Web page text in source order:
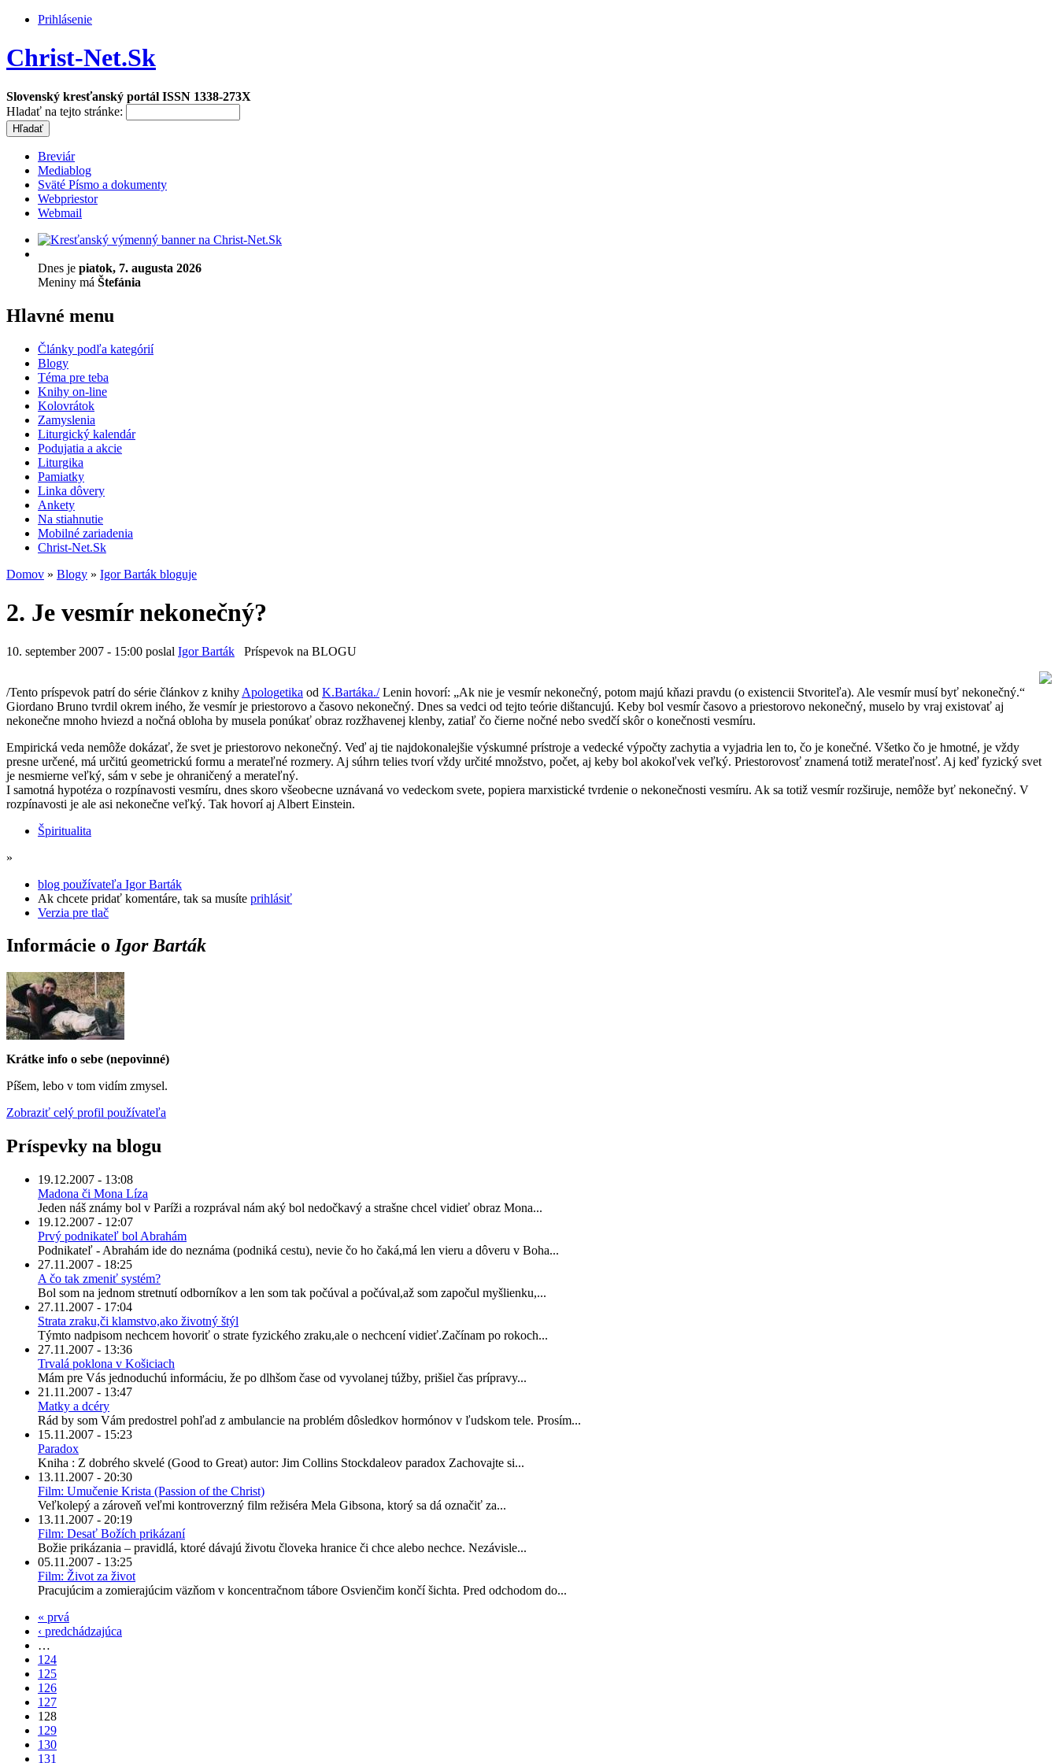
Prihlásenie
Christ-Net.Sk
Slovenský kresťanský portál ISSN 1338-273X
Hladať na tejto stránke:
Breviár
Mediablog
Sväté Písmo a dokumenty
Webpriestor
Webmail
Dnes je piatok, 7. augusta 2026
Meniny má Štefánia
Hlavné menu
Články podľa kategórií
Blogy
Téma pre teba
Knihy on-line
Kolovrátok
Zamyslenia
Liturgický kalendár
Podujatia a akcie
Liturgika
Pamiatky
Linka dôvery
Ankety
Na stiahnutie
Mobilné zariadenia
Christ-Net.Sk
Domov » Blogy » Igor Barták bloguje
2. Je vesmír nekonečný?
10. september 2007 - 15:00 poslal Igor Barták Príspevok na BLOGU
/Tento príspevok patrí do série článkov z knihy Apologetika od K.Bartáka./Lenin hovorí: „Ak nie je vesmír nekonečný, potom majú kňazi pravdu (o existencii Stvoriteľa). Ale vesmír musí byť nekonečný.“
Giordano Bruno tvrdil okrem iného, že vesmír je priestorovo a časovo nekonečný. Dnes sa vedci od tejto teórie dištancujú. Keby bol vesmír časovo a priestorovo nekonečný, muselo by vraj existovať aj
nekonečne mnoho hviezd a nočná obloha by musela ponúkať obraz rozžhavenej klenby, zatiaľ čo čierne nočné nebo svedčí skôr o konečnosti vesmíru.
Empirická veda nemôže dokázať, že svet je priestorovo nekonečný. Veď aj tie najdokonalejšie výskumné prístroje a vedecké výpočty zachytia a vyjadria len to, čo je konečné. Všetko čo je hmotné, je vždy
presne určené, má určitú geometrickú formu a merateľné rozmery. Aj súhrn telies tvorí vždy určité množstvo, počet, aj keby bol akokoľvek veľký. Priestorovosť znamená totiž merateľnosť. Aj keď fyzický svet
je nesmierne veľký, sám v sebe je ohraničený a merateľný.
I samotná hypotéza o rozpínavosti vesmíru, dnes skoro všeobecne uznávaná vo vedeckom svete, popiera marxistické tvrdenie o nekonečnosti vesmíru. Ak sa totiž vesmír rozširuje, nemôže byť nekonečný. V
rozpínavosti je ale asi nekonečne veľký. Tak hovorí aj Albert Einstein.
Špiritualita
»
blog používateľa Igor Barták
Ak chcete pridať komentáre, tak sa musíte prihlásiť
Verzia pre tlač
Informácie oIgor Barták
Krátke info o sebe (nepovinné)
Píšem, lebo v tom vidím zmysel.
Zobraziť celý profil používateľa
Príspevky na blogu
19.12.2007 - 13:08
Madona či Mona Líza
Jeden náš známy bol v Paríži a rozprával nám aký bol nedočkavý a strašne chcel vidieť obraz Mona...
19.12.2007 - 12:07
Prvý podnikateľ bol Abrahám
Podnikateľ - Abrahám ide do neznáma (podniká cestu), nevie čo ho čaká,má len vieru a dôveru v Boha...
27.11.2007 - 18:25
A čo tak zmeniť systém?
Bol som na jednom stretnutí odborníkov a len som tak počúval a počúval,až som započul myšlienku,...
27.11.2007 - 17:04
Strata zraku,či klamstvo,ako životný štýl
Týmto nadpisom nechcem hovoriť o strate fyzického zraku,ale o nechcení vidieť.Začínam po rokoch...
27.11.2007 - 13:36
Trvalá poklona v Košiciach
Mám pre Vás jednoduchú informáciu, že po dlhšom čase od vyvolanej túžby, prišiel čas prípravy...
21.11.2007 - 13:47
Matky a dcéry
Rád by som Vám predostrel pohľad z ambulancie na problém dôsledkov hormónov v ľudskom tele. Prosím...
15.11.2007 - 15:23
Paradox
Kniha : Z dobrého skvelé (Good to Great) autor: Jim Collins Stockdaleov paradox Zachovajte si...
13.11.2007 - 20:30
Film: Umučenie Krista (Passion of the Christ)
Veľkolepý a zároveň veľmi kontroverzný film režiséra Mela Gibsona, ktorý sa dá označiť za...
13.11.2007 - 20:19
Film: Desať Božích prikázaní
Božie prikázania – pravidlá, ktoré dávajú životu človeka hranice či chce alebo nechce. Nezávisle...
05.11.2007 - 13:25
Film: Život za život
Pracujúcim a zomierajúcim väzňom v koncentračnom tábore Osvienčim končí šichta. Pred odchodom do...
« prvá
‹ predchádzajúca
…
124
125
126
127
128
129
130
131